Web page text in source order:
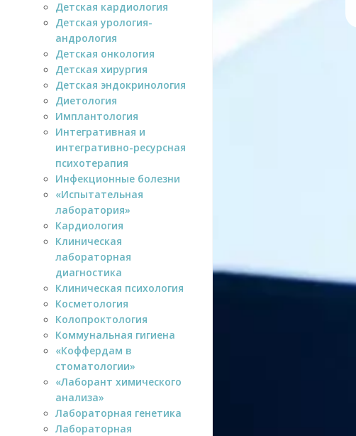
Детская кардиология
Детская урология-
андрология
Детская онкология
Детская хирургия
Детская эндокринология
Диетология
Имплантология
Интегративная и
интегративно-ресурсная
психотерапия
Инфекционные болезни
«Испытательная
лаборатория»
Кардиология
Клиническая
лабораторная
диагностика
Клиническая психология
Косметология
Колопроктология
Коммунальная гигиена
«Коффердам в
стоматологии»
«Лаборант химического
анализа»
Лабораторная генетика
Лабораторная